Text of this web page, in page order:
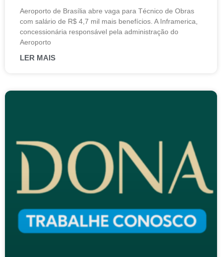
Aeroporto de Brasília abre vaga para Técnico de Obras
com salário de R$ 4,7 mil mais benefícios. A Inframerica,
concessionária responsável pela administração do
Aeroporto
LER MAIS